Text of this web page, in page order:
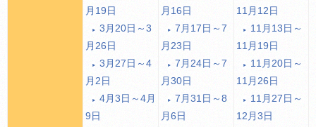
月19日
3月20日～3
月26日
3月27日～4
月2日
4月3日～4月
9日
月16日
7月17日～7
月23日
7月24日～7
月30日
7月31日～8
月6日
11月12日
11月13日～
11月19日
11月20日～
11月26日
11月27日～
12月3日